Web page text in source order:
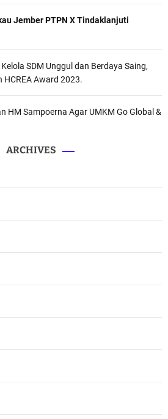
Jember PTPN X Tindaklanjuti
SDM Unggul dan Berdaya Saing,
HCREA Award 2023.
HM Sampoerna Agar UMKM Go Global &
ARCHIVES